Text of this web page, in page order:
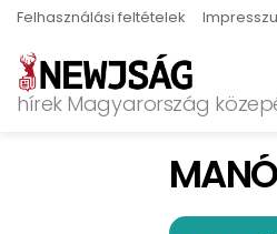
Felhasználási feltételek
hírek Magyarország